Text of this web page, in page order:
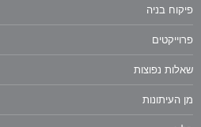
פיקוח בניה
פרוייקטים
שאלות נפוצות
מן העיתונות